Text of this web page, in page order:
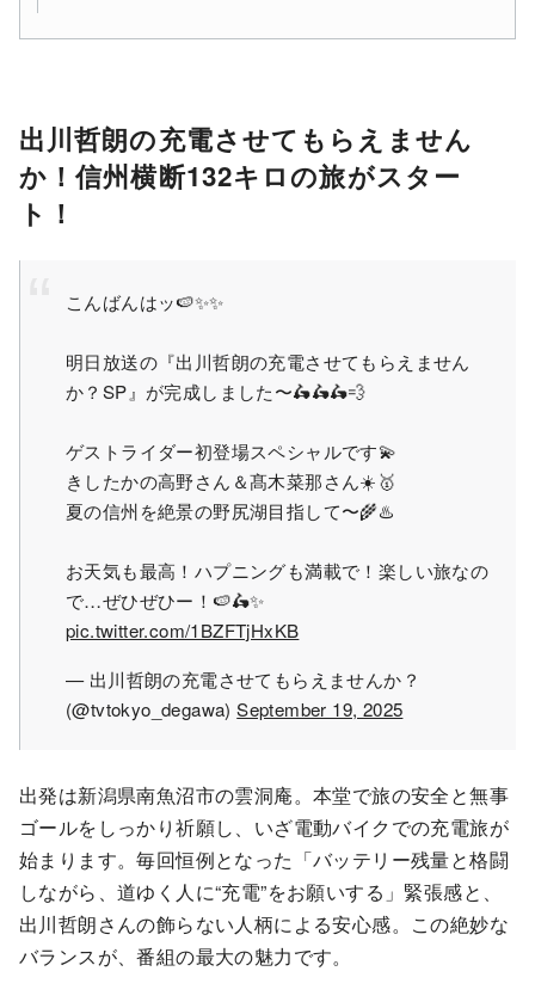
出川哲朗の充電させてもらえません
か！信州横断132キロの旅がスター
ト！
こんばんはッ🍉✨✨
明日放送の『出川哲朗の充電させてもらえません
か？SP』が完成しました〜🛵🛵🛵💨
ゲストライダー初登場スペシャルです💫
きしたかの高野さん＆髙木菜那さん☀️🥇
夏の信州を絶景の野尻湖目指して〜🌾♨️
お天気も最高！ハプニングも満載で！楽しい旅なの
で…ぜひぜひー！🍉🛵✨
pic.twitter.com/1BZFTjHxKB
— 出川哲朗の充電させてもらえませんか？
(@tvtokyo_degawa)September 19, 2025
出発は新潟県南魚沼市の雲洞庵。本堂で旅の安全と無事
ゴールをしっかり祈願し、いざ電動バイクでの充電旅が
始まります。毎回恒例となった「バッテリー残量と格闘
しながら、道ゆく人に“充電”をお願いする」緊張感と、
出川哲朗さんの飾らない人柄による安心感。この絶妙な
バランスが、番組の最大の魅力です。